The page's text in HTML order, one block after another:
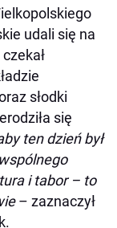
udali się na
słodki
się
ten dzień był
i tabor – to
– zaznaczył